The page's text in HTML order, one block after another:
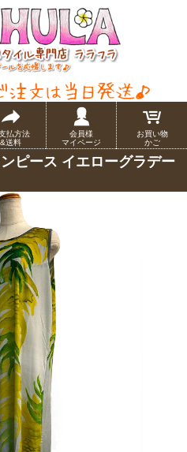
払方法
&送料
会員様
マイページ
お買い物
かご
ピース イエローグラデー